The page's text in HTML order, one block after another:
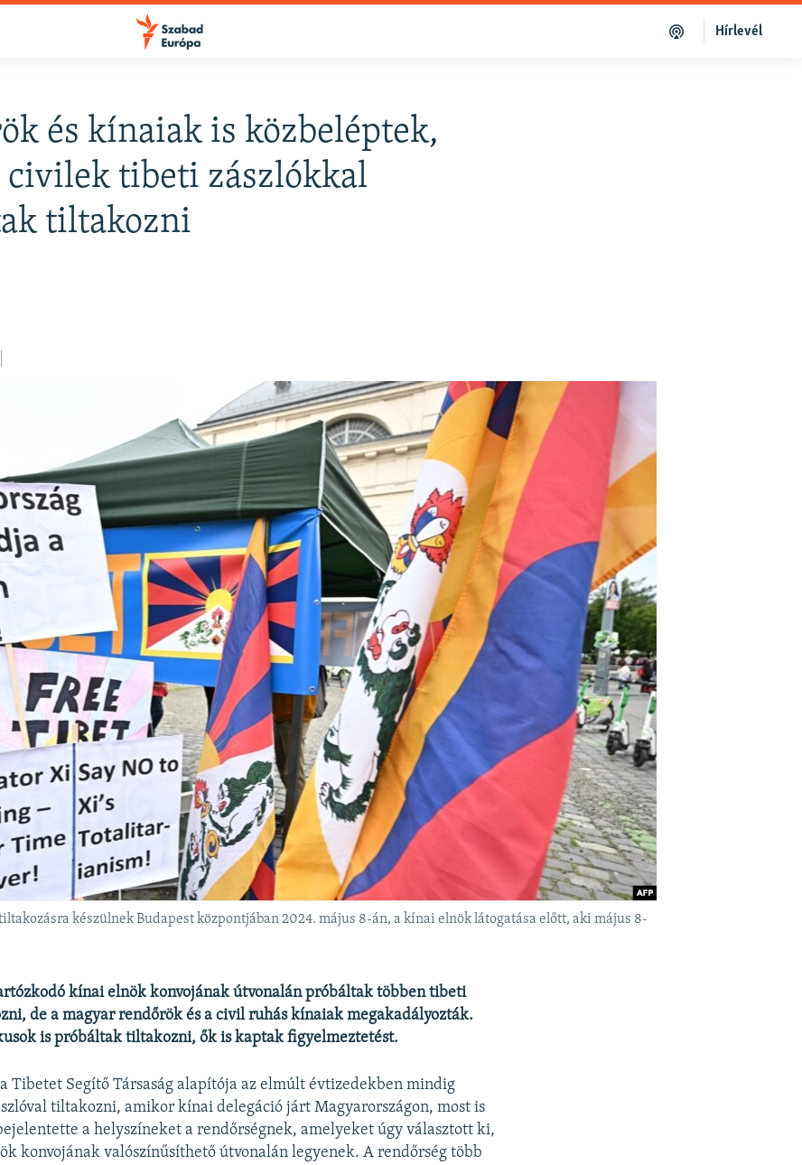
Hírlevél
és kínaiak is közbeléptek,
tibeti zászlókkal
tiltakozni
készülnek Budapest központjában 2024. május 8-án, a kínai elnök látogatása előtt, aki május 8-
kínai elnök konvojának útvonalán próbáltak többen tibeti
de a magyar rendőrök és a civil ruhás kínaiak megakadályozták.
is próbáltak tiltakozni, ők is kaptak figyelmeztetést.
Tibetet Segítő Társaság alapítója az elmúlt évtizedekben mindig
tiltakozni, amikor kínai delegáció járt Magyarországon, most is
a helyszíneket a rendőrségnek, amelyeket úgy választott ki,
konvojának valószínűsíthető útvonalán legyenek. A rendőrség több
FELIRATKOZÁS
Apple Podcasts